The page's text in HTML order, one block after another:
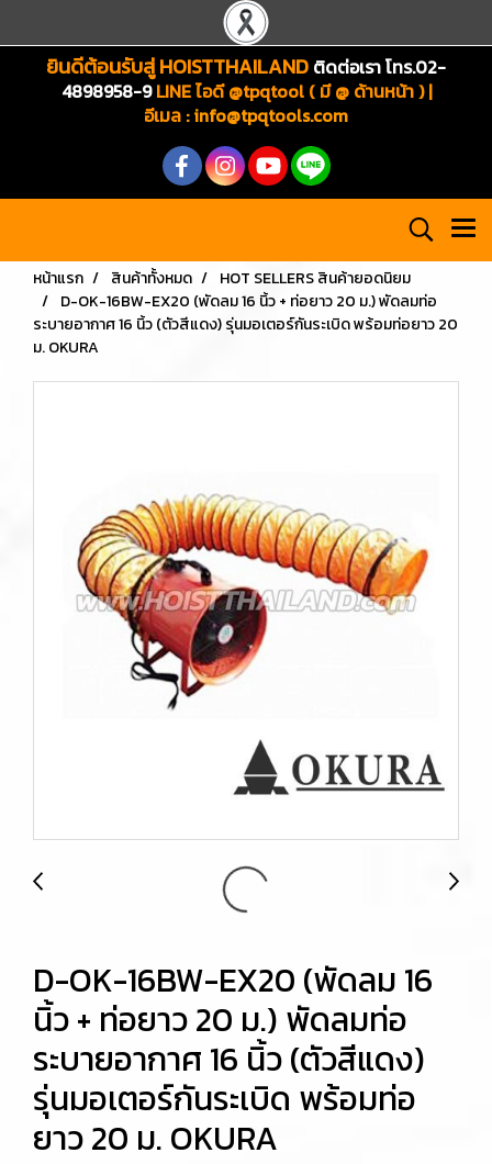
ยินดีต้อนรับสู่ HOISTTHAILAND ติดต่อเรา โทร.02-
4898958-9LINE ไอดี @tpqtool ( มี @ ด้านหน้า ) |
อีเมล :info@tpqtools.com
หน้าแรก สินค้าทั้งหมด
HOT SELLERS สินค้ายอดนิยม
D-OK-16BW-EX20 (พัดลม 16 นิ้ว + ท่อยาว 20 ม.) พัดลมท่อ
ระบายอากาศ 16 นิ้ว (ตัวสีแดง) รุ่นมอเตอร์กันระเบิด พร้อมท่อยาว 20
ม. OKURA
D-OK-16BW-EX20 (พัดลม 16
นิ้ว + ท่อยาว 20 ม.) พัดลมท่อ
ระบายอากาศ 16 นิ้ว (ตัวสีแดง)
รุ่นมอเตอร์กันระเบิด พร้อมท่อ
ยาว 20 ม. OKURA